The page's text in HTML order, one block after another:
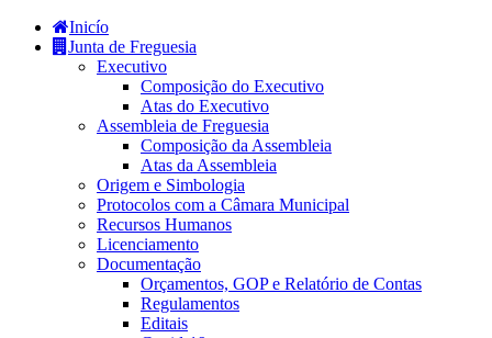
Inicío
Junta de Freguesia
Executivo
Composição do Executivo
Atas do Executivo
Assembleia de Freguesia
Composição da Assembleia
Atas da Assembleia
Origem e Simbologia
Protocolos com a Câmara Municipal
Recursos Humanos
Licenciamento
Documentação
Orçamentos, GOP e Relatório de Contas
Regulamentos
Editais